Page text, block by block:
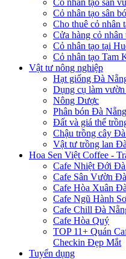
Cỏ nhân tạo sân
Cỏ nhân tạo sân
Cho thuê cỏ nhân
Cửa hàng cỏ
Cỏ nhân tạo tại
Cỏ nhân tạo Tam
Vật tư nông nghiệp
Hạt giống Đà
Dụng cụ làm
Nông Dược
Phân bón Đà Nẵng
Đất và giá thể
Chậu trồng cây
Vật tư trồng lan
Hoa Sen Việt Coffee -
Cafe Nhiệt Đới
Cafe Sân Vườn
Cafe Hòa Xuân
Cafe Ngũ Hành
Cafe Chill Đà
Cafe Hòa Quý
TOP 11+ Quán
Checkin Đẹp Mắt
Tuyển dụng